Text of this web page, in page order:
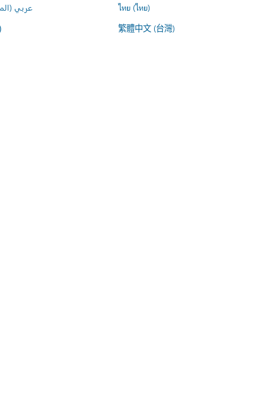
عربي ไทย (ไทย)
繁體中文 (台灣)